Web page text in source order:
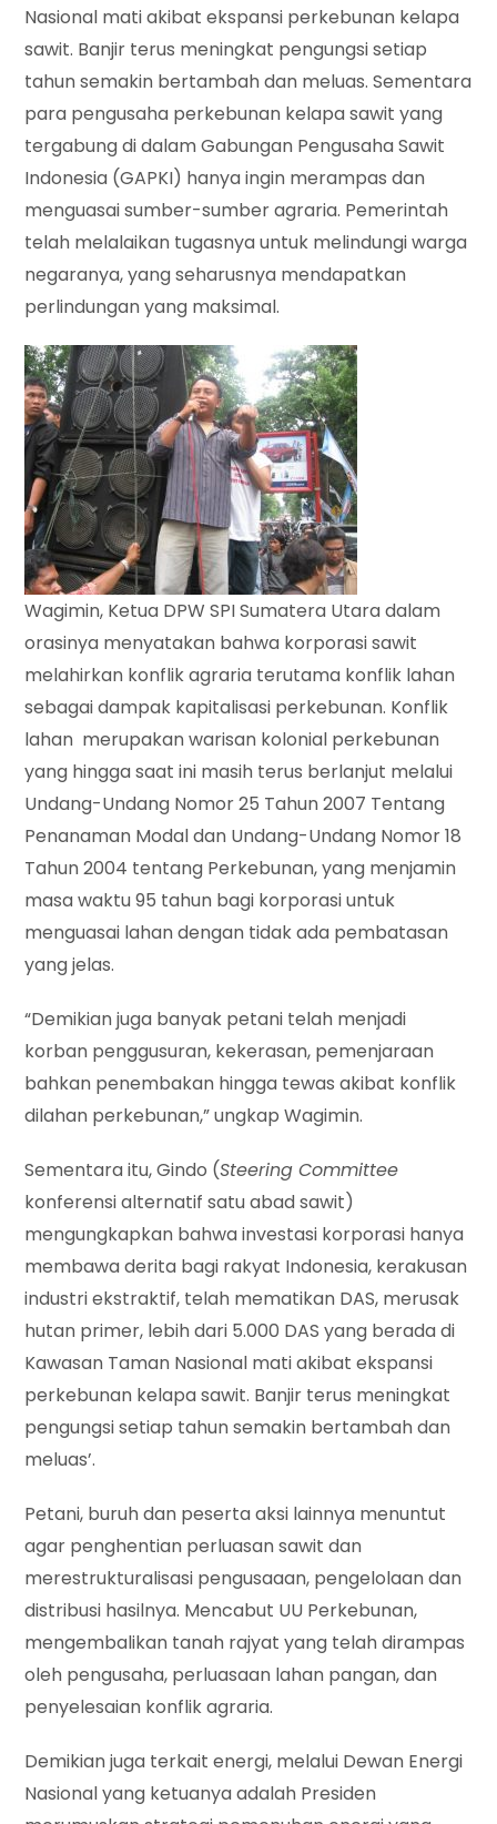
Nasional mati akibat ekspansi perkebunan kelapa
sawit. Banjir terus meningkat pengungsi setiap
tahun semakin bertambah dan meluas. Sementara
para pengusaha perkebunan kelapa sawit yang
tergabung di dalam Gabungan Pengusaha Sawit
Indonesia (GAPKI) hanya ingin merampas dan
menguasai sumber-sumber agraria. Pemerintah
telah melalaikan tugasnya untuk melindungi warga
negaranya, yang seharusnya mendapatkan
perlindungan yang maksimal.
Wagimin, Ketua DPW SPI Sumatera Utara dalam
orasinya menyatakan bahwa korporasi sawit
melahirkan konflik agraria terutama konflik lahan
sebagai dampak kapitalisasi perkebunan. Konflik
lahan merupakan warisan kolonial perkebunan
yang hingga saat ini masih terus berlanjut melalui
Undang-Undang Nomor 25 Tahun 2007 Tentang
Penanaman Modal dan Undang-Undang Nomor 18
Tahun 2004 tentang Perkebunan, yang menjamin
masa waktu 95 tahun bagi korporasi untuk
menguasai lahan dengan tidak ada pembatasan
yang jelas.
“Demikian juga banyak petani telah menjadi
korban penggusuran, kekerasan, pemenjaraan
bahkan penembakan hingga tewas akibat konflik
dilahan perkebunan,” ungkap Wagimin.
Sementara itu, Gindo (Steering Committee
konferensi alternatif satu abad sawit)
mengungkapkan bahwa investasi korporasi hanya
membawa derita bagi rakyat Indonesia, kerakusan
industri ekstraktif, telah mematikan DAS, merusak
hutan primer, lebih dari 5.000 DAS yang berada di
Kawasan Taman Nasional mati akibat ekspansi
perkebunan kelapa sawit. Banjir terus meningkat
pengungsi setiap tahun semakin bertambah dan
meluas’.
Petani, buruh dan peserta aksi lainnya menuntut
agar penghentian perluasan sawit dan
merestrukturalisasi pengusaaan, pengelolaan dan
distribusi hasilnya. Mencabut UU Perkebunan,
mengembalikan tanah rajyat yang telah dirampas
oleh pengusaha, perluasaan lahan pangan, dan
penyelesaian konflik agraria.
Demikian juga terkait energi, melalui Dewan Energi
Nasional yang ketuanya adalah Presiden